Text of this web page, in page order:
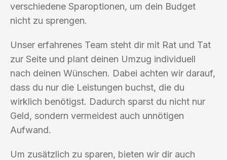
verschiedene Sparoptionen, um dein Budget
nicht zu sprengen.
Unser erfahrenes Team steht dir mit Rat und Tat
zur Seite und plant deinen Umzug individuell
nach deinen Wünschen. Dabei achten wir darauf,
dass du nur die Leistungen buchst, die du
wirklich benötigst. Dadurch sparst du nicht nur
Geld, sondern vermeidest auch unnötigen
Aufwand.
Um zusätzlich zu sparen, bieten wir dir auch